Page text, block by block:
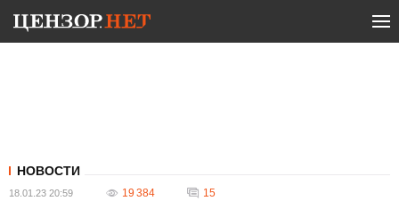
НОВОСТИ
18.01.23 20:59 19 384 15